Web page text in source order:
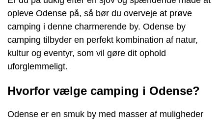
opleve Odense på, så bør du overveje at prøve
camping i denne charmerende by. Odense by
camping tilbyder en perfekt kombination af natur,
kultur og eventyr, som vil gøre dit ophold
uforglemmeligt.
Hvorfor vælge camping i Odense?
Odense er en smuk by med masser af muligheder